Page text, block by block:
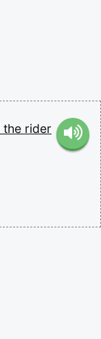
the rider